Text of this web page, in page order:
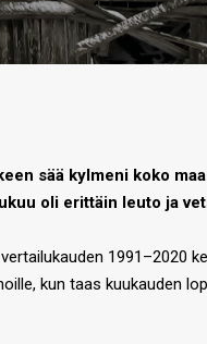
sää kylmeni koko
oli erittäin leuto ja
1991–2020
kun taas kuukauden